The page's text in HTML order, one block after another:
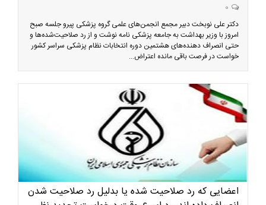
0
دکتر علی نوبخت دبیر مجمع انجمن‌های علمی گروه پزشکی پیرو جلسه صبح
امروز با وزیر بهداشت به جامعه پزشکی نامه نوشت و از رد صلاحیت‌شده‌ها و
حتی انصراف دهنده‌های هشتمین دوره انتخابات نظام پزشکی سراسر کشور
خواست در فرصت باقی مانده اعتراض...
اعضایی که رد صلاحیت شده یا بدلیل رد صلاحیت شدن